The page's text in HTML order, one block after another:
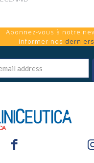
Abonnez-vous à notre
informer nos